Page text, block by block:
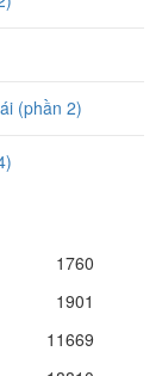
(phần 2)
1760
1901
11669